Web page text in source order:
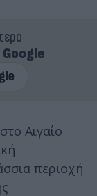
Google
Αιγαίο
περιοχή